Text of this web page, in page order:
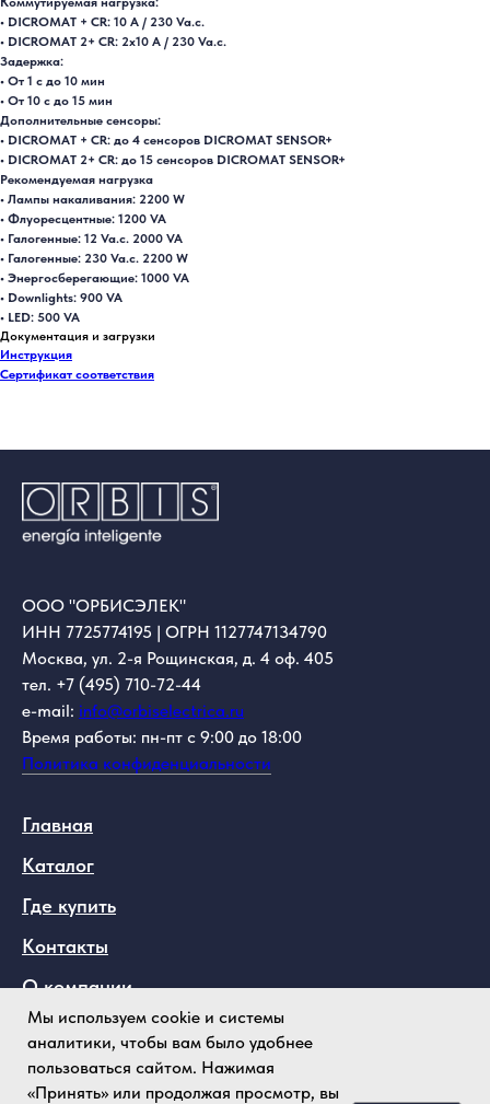
• DICROMAT + CR: 10 A / 230 Va.c.
• DICROMAT 2+ CR: 2x10 A / 230 Va.c.
Задержка:
• От 1 с до 10 мин
• От 10 с до 15 мин
Дополнительные сенсоры:
• DICROMAT + CR: до 4 сенсоров DICROMAT SENSOR+
• DICROMAT 2+ CR: до 15 сенсоров DICROMAT SENSOR+
Рекомендуемая нагрузка
• Лампы накаливания: 2200 W
• Флуоресцентные: 1200 VA
• Галогенные: 12 Va.c. 2000 VA
• Галогенные: 230 Va.c. 2200 W
• Энергосберегающие: 1000 VA
• Downlights: 900 VA
• LED: 500 VA
Документация и загрузки
Инструкция
Сертификат соответствия
ООО "ОРБИСЭЛЕК"
ИНН 7725774195 | ОГРН 1127747134790
Москва, ул. 2-я Рощинская, д. 4 оф. 405
тел. +7 (495) 710-72-44
e-mail: info@orbiselectrica.ru
Время работы: пн-пт с 9:00 до 18:00
Политика конфиденциальности
Главная
Каталог
Где купить
Контакты
О компании
Telegram
Max
Мы используем cookie и системы
аналитики, чтобы вам было удобнее
пользоваться сайтом. Нажимая
«Принять» или продолжая просмотр, вы